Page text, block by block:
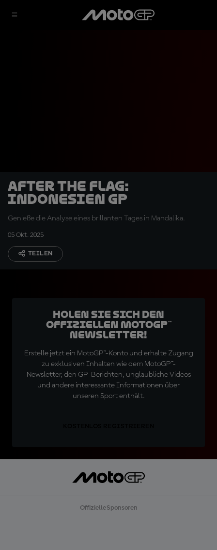
After the Flag:
Indonesien GP
Genieße die Analyse eines brillanten Tages in Mandalika.
05 Okt. 2025
TEILEN
Holen Sie sich den
offiziellen MotoGP™
Newsletter!
Erstelle jetzt ein MotoGP™-Konto und erhalte Zugang
zu exklusiven Inhalten wie dem MotoGP™-
Newsletter, den GP-Berichten, unglaubliche Videos
und andere interessante Informationen über
unseren Sport enthält.
Offizielle Sponsoren